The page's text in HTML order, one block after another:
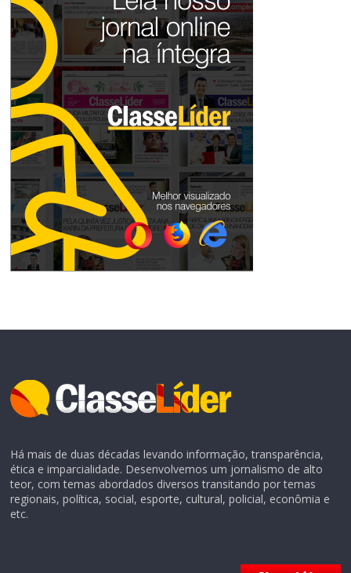
Há mais de duas décadas levando informação, transparência,
ética e imparcialidade. Desenvolvemos um jornalismo de alto
teor, com temas abordados diversos transitando por temas
regionais, política, social, esporte, cultural, policial, econômia e
etc.